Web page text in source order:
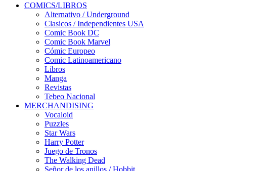
COMICS/LIBROS
Alternativo / Underground
Clasicos / Independientes USA
Comic Book DC
Comic Book Marvel
Cómic Europeo
Comic Latinoamericano
Libros
Manga
Revistas
Tebeo Nacional
MERCHANDISING
Vocaloid
Puzzles
Star Wars
Harry Potter
Juego de Tronos
The Walking Dead
Señor de los anillos / Hobbit